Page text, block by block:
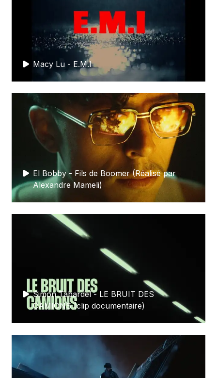
Macy Lu - E.M.I
El Bobby - Fils de Boomer (Réalisé par
Alexandre Mameli)
Simon Tabardel - LE BRUIT DES
CAMIONS (clip documentaire)